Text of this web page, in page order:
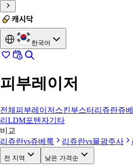
한국어
피부레이저
전체 피부레이저 스킨부스터 리쥬란쥬
리 LDM포텐자기타
비교
리쥬란vs쥬베룩 리쥬란vs물광주사
전 지역 낮은 가격순